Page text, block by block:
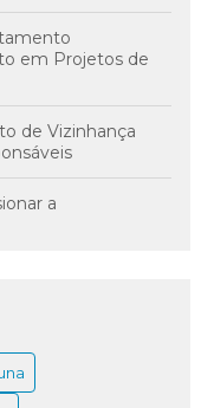
em Projetos de
de Vizinhança
a
Estudo de